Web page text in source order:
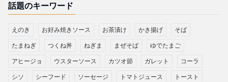
話題のキーワード
えのき お好み焼きソース お茶漬け かき揚げ そば
たまねぎ つくね丼 ねぎま まぜそば ゆでたまご
アヒージョ ウスターソース カツオ節 ガレット コーラ
シソ シーフード ソーセージ トマトジュース トースト